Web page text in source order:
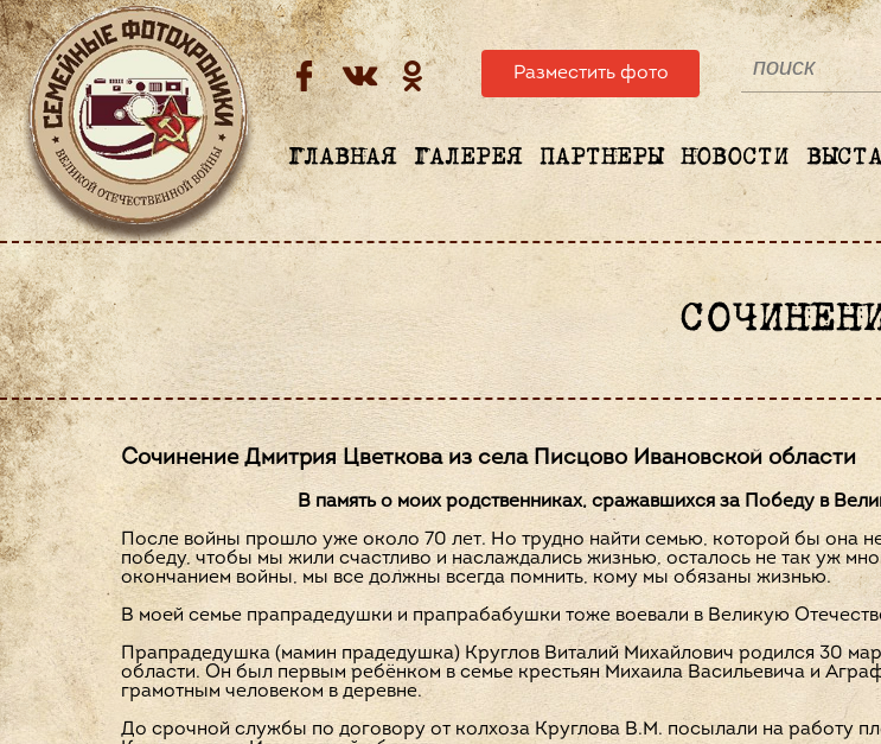
Разместить фото
ГЛАВНАЯ ГАЛЕРЕЯ ПАРТНЕРЫ НОВОСТИ
Сочинение Дмитрия Цветкова из села Писцово Ивановской области
В память о моих родственниках, сражавшихся за Победу в
После войны прошло уже около 70 лет. Но трудно найти семью, которой бы она
победу, чтобы мы жили счастливо и наслаждались жизнью, осталось не так уж
окончанием войны, мы все должны всегда помнить, кому мы обязаны жизнью.
В моей семье прапрадедушки и прапрабабушки тоже воевали в Великую
Прапрадедушка (мамин прадедушка) Круглов Виталий Михайлович родился 30
области. Он был первым ребёнком в семье крестьян Михаила Васильевича и
грамотным человеком в деревне.
До срочной службы по договору от колхоза Круглова В.М. посылали на работу